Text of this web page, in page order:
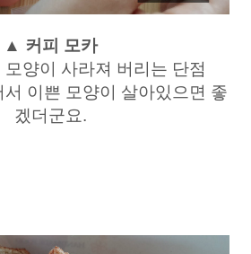
▲ 커피 모카
양이 사라져 버리는 단점
이쁜 모양이 살아있으면 좋
겠더군요.